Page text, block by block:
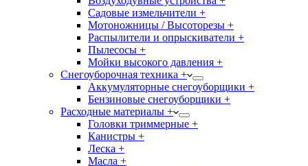
Садовые измельчители +
Мотоножницы / Высоторезы +
Распылители и опрыскиватели +
Пылесосы +
Мойки высокого давления +
Снегоуборочная техника +
Аккумуляторные снегоуборщики +
Бензиновые снегоуборщики +
Расходные материалы +
Головки триммерные +
Канистры +
Леска +
Масла +